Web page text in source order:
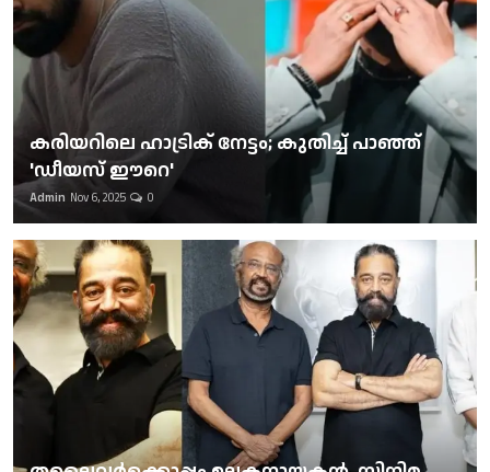
കരിയറിലെ ഹാട്രിക് നേട്ടം; കുതിച്ച് പാഞ്ഞ്
'ഡീയസ് ഈറെ'
Admin Nov 6, 2025 0